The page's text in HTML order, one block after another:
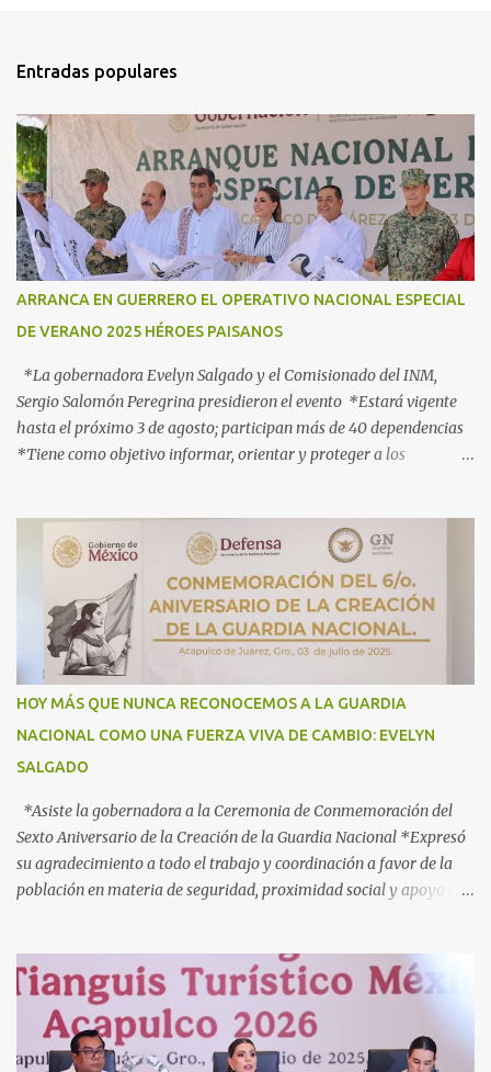
t
r
i
o
s
Entradas populares
ARRANCA EN GUERRERO EL OPERATIVO NACIONAL ESPECIAL
DE VERANO 2025 HÉROES PAISANOS
*La gobernadora Evelyn Salgado y el Comisionado del INM,
Sergio Salomón Peregrina presidieron el evento *Estará vigente
hasta el próximo 3 de agosto; participan más de 40 dependencias
*Tiene como objetivo informar, orientar y proteger a los
gobernadora Acapulco, Gro., 3 de julio de 2025.- Con el objetivo de
informar, orientar y proteger durante su ingreso, estancia y
tránsito por el territorio nacional a los migrantes que retornan a
México durante esta temporada de verano, la gobernadora Evelyn
Salgado Pineda y el comisionado del Instituto Nacional de
Migración (INM), Sergio Salomón Céspedes Peregrina, dieron el
banderazo de Arranque Nacional del Operativo Especial de Verano
2025 Héroes Paisanos, que estará vigente hasta el próximo 3 de
agosto y en el que participan más de 40 dependencias de los
diferentes órdenes de gobierno, para brindar atención ...
HOY MÁS QUE NUNCA RECONOCEMOS A LA GUARDIA
NACIONAL COMO UNA FUERZA VIVA DE CAMBIO: EVELYN
SALGADO
*Asiste la gobernadora a la Ceremonia de Conmemoración del
Sexto Aniversario de la Creación de la Guardia Nacional *Expresó
su agradecimiento a todo el trabajo y coordinación a favor de la
población en materia de seguridad, proximidad social y apoyo en
como una fuerza viva de cambio, como una realidad con uniforme,
con botas, con manos, pero sobre todo, con mucho corazón en el
territorio. Son ustedes la transformación, que no queda en
promesas, la que se juega el cuerpo por hacer Patria”, expresó la